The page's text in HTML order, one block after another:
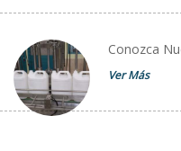
Conozca
Ver Más